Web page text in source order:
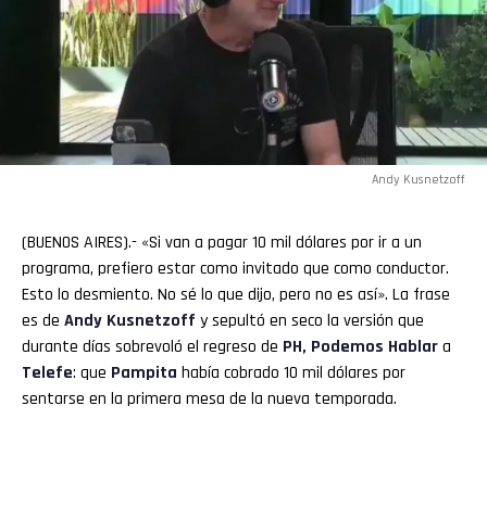
Andy Kusnetzoff
(BUENOS AIRES).- «Si van a pagar 10 mil dólares por ir a un
programa, prefiero estar como invitado que como conductor.
Esto lo desmiento. No sé lo que dijo, pero no es así». La frase
es de Andy Kusnetzoff y sepultó en seco la versión que
durante días sobrevoló el regreso de PH, Podemos Hablara
Telefe: que Pampita había cobrado 10 mil dólares por
sentarse en la primera mesa de la nueva temporada.